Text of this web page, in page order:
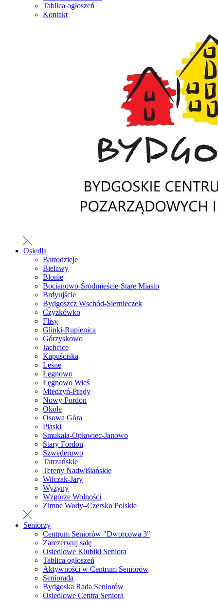
Tablica ogłoszeń
Kontakt
Osiedla
Bartodzieje
Bielawy
Błonie
Bocianowo-Śródmieście-Stare Miasto
Brdyujście
Bydgoszcz Wschód-Siernieczek
Czyżkówko
Flisy
Glinki-Rupienica
Górzyskowo
Jachcice
Kapuściska
Leśne
Łęgnowo
Łęgnowo Wieś
Miedzyń-Prądy
Nowy Fordon
Okole
Osowa Góra
Piaski
Smukała-Opławiec-Janowo
Stary Fordon
Szwederowo
Tatrzańskie
Tereny Nadwiślańskie
Wilczak-Jary
Wyżyny
Wzgórze Wolności
Zimne Wody–Czersko Polskie
Seniorzy
Centrum Seniorów "Dworcowa 3"
Zarezerwuj salę
Osiedlowe Klubiki Seniora
Tablica ogłoszeń
Aktywności w Centrum Seniorów
Seniorada
Bydgoska Rada Seniorów
Osiedlowe Centra Seniora